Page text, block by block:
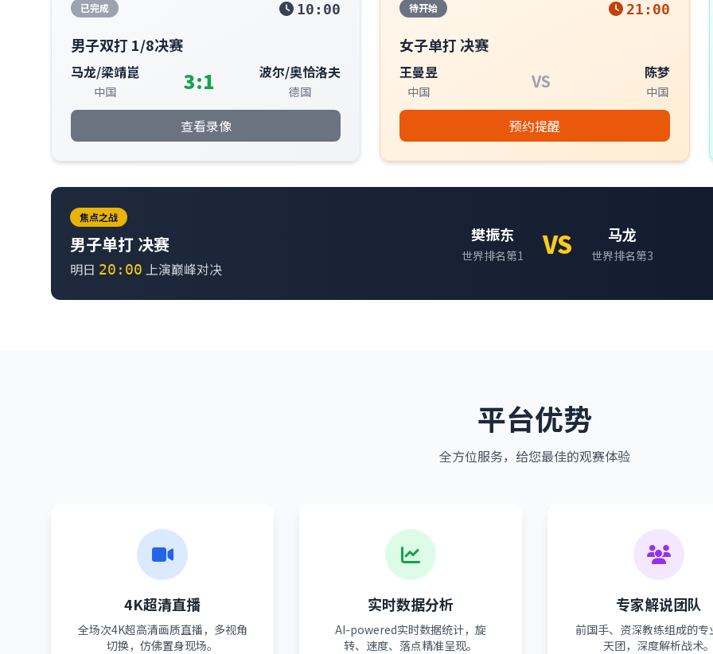
已完成 10:00
男子双打 1/8决赛
马龙/梁靖崑
中国 3:1 波尔/奥恰洛夫
德国
查看录像
待开始 21:00
女子单打 决赛
王曼昱
中国 VS 陈梦
中国
预约提醒
焦点之战
男子单打 决赛
明日 20:00 上演巅峰对决
樊振东
世界排名第1 VS 马龙
世界排名第3
平台优势
全方位服务，给您最佳的观赛体验
4K超清直播
全场次4K超高清画质直播，多视角
切换，仿佛置身现场。
实时数据分析
AI-powered实时数据统计，旋
转、速度、落点精准呈现。
专家解说团队
前国手、资深教练组成的专
天团，深度解析战术